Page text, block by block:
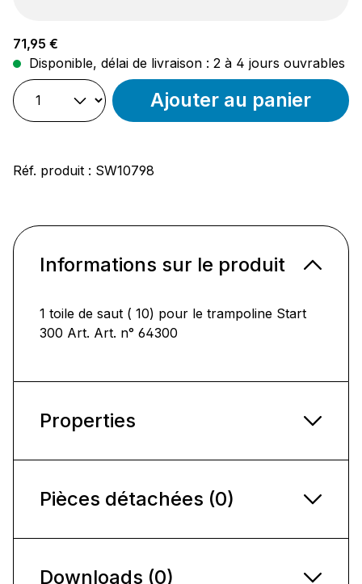
Prix régulier :
71,95 €
Disponible, délai de livraison : 2 à 4 jours ouvrables
Ajouter au panier
Réf. produit : SW10798
Informations sur le produit
1 toile de saut ( 10) pour le trampoline Start
300 Art. Art. n° 64300
Properties
Pièces détachées (0)
Downloads (0)